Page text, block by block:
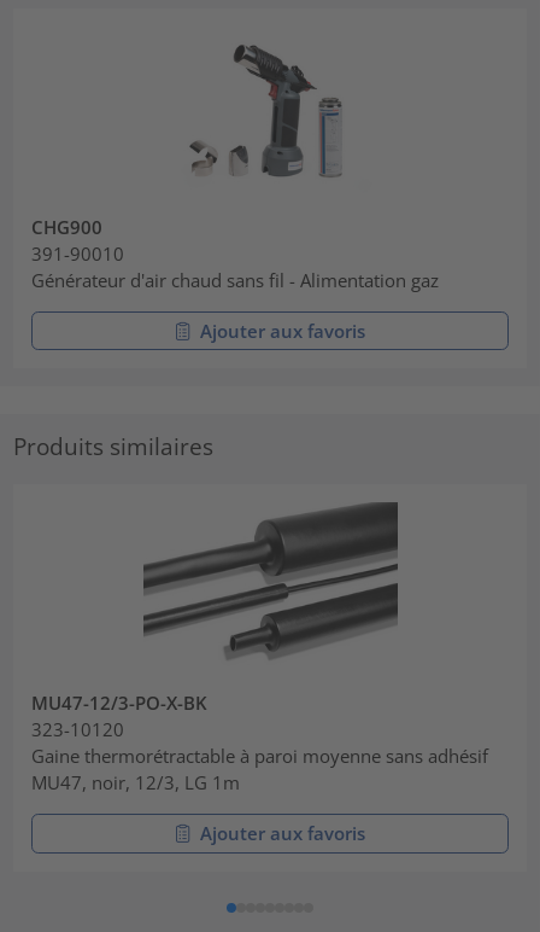
CHG900
391-90010
Générateur d'air chaud sans fil - Alimentation gaz
Ajouter aux favoris
Produits similaires
MU47-12/3-PO-X-BK
323-10120
Gaine thermorétractable à paroi moyenne sans adhésif
MU47, noir, 12/3, LG 1m
Ajouter aux favoris